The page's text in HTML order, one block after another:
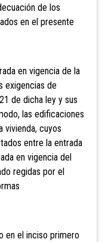
de los
en el presente
en vigencia de la
exigencias de
de dicha ley y sus
las edificaciones
vivienda, cuyos
entre la entrada
en vigencia del
regidas por el
en el inciso primero